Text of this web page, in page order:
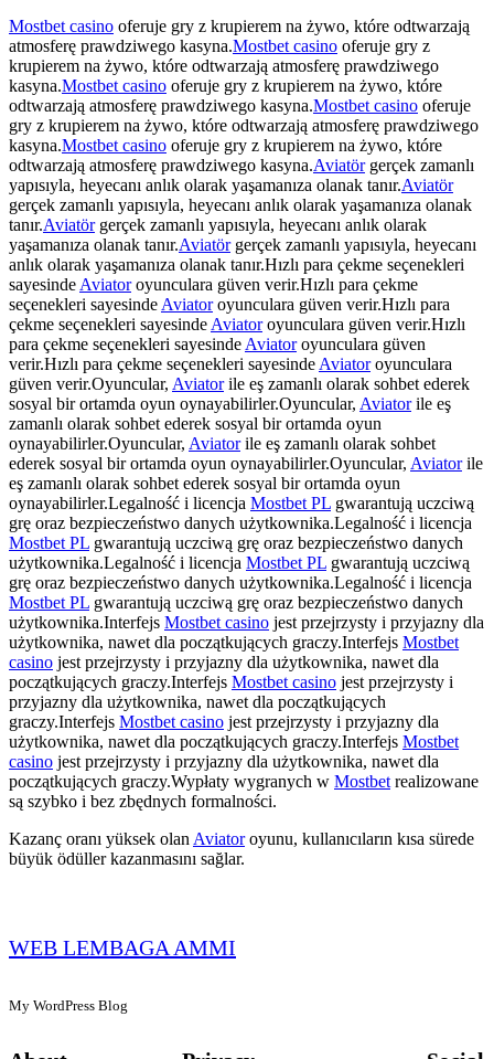
Mostbet casino oferuje gry z krupierem na żywo, które odtwarzają
atmosferę prawdziwego kasyna.Mostbet casino oferuje gry z
krupierem na żywo, które odtwarzają atmosferę prawdziwego
kasyna.Mostbet casino oferuje gry z krupierem na żywo, które
odtwarzają atmosferę prawdziwego kasyna.Mostbet casino oferuje
gry z krupierem na żywo, które odtwarzają atmosferę prawdziwego
kasyna.Mostbet casino oferuje gry z krupierem na żywo, które
odtwarzają atmosferę prawdziwego kasyna.Aviatörgerçek zamanlı
yapısıyla, heyecanı anlık olarak yaşamanıza olanak tanır.Aviatör
gerçek zamanlı yapısıyla, heyecanı anlık olarak yaşamanıza olanak
tanır.Aviatörgerçek zamanlı yapısıyla, heyecanı anlık olarak
yaşamanıza olanak tanır.Aviatörgerçek zamanlı yapısıyla, heyecanı
anlık olarak yaşamanıza olanak tanır.Hızlı para çekme seçenekleri
sayesindeAviatoroyunculara güven verir.Hızlı para çekme
seçenekleri sayesindeAviatoroyunculara güven verir.Hızlı para
çekme seçenekleri sayesindeAviatoroyunculara güven verir.Hızlı
para çekme seçenekleri sayesindeAviatoroyunculara güven
verir.Hızlı para çekme seçenekleri sayesindeAviatoroyunculara
güven verir.Oyuncular, Aviatorile eş zamanlı olarak sohbet ederek
sosyal bir ortamda oyun oynayabilirler.Oyuncular, Aviatorile eş
zamanlı olarak sohbet ederek sosyal bir ortamda oyun
oynayabilirler.Oyuncular, Aviatorile eş zamanlı olarak sohbet
ederek sosyal bir ortamda oyun oynayabilirler.Oyuncular, Aviatorile
eş zamanlı olarak sohbet ederek sosyal bir ortamda oyun
oynayabilirler.Legalność i licencja Mostbet PL gwarantują uczciwą
grę oraz bezpieczeństwo danych użytkownika.Legalność i licencja
Mostbet PL gwarantują uczciwą grę oraz bezpieczeństwo danych
użytkownika.Legalność i licencja Mostbet PL gwarantują uczciwą
grę oraz bezpieczeństwo danych użytkownika.Legalność i licencja
Mostbet PL gwarantują uczciwą grę oraz bezpieczeństwo danych
użytkownika.Interfejs Mostbet casino jest przejrzysty i przyjazny dla
użytkownika, nawet dla początkujących graczy.Interfejs Mostbet
casino jest przejrzysty i przyjazny dla użytkownika, nawet dla
początkujących graczy.Interfejs Mostbet casino jest przejrzysty i
przyjazny dla użytkownika, nawet dla początkujących
graczy.Interfejs Mostbet casino jest przejrzysty i przyjazny dla
użytkownika, nawet dla początkujących graczy.Interfejs Mostbet
casino jest przejrzysty i przyjazny dla użytkownika, nawet dla
początkujących graczy.Wypłaty wygranych w Mostbetrealizowane
są szybko i bez zbędnych formalności.
Kazanç oranı yüksek olanAviatoroyunu, kullanıcıların kısa sürede
büyük ödüller kazanmasını sağlar.
WEB LEMBAGA AMMI
My WordPress Blog